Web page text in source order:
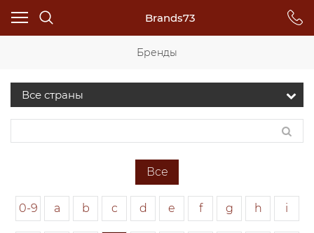
Brands73
Бренды
Все
0-9 a b c d e f g h i